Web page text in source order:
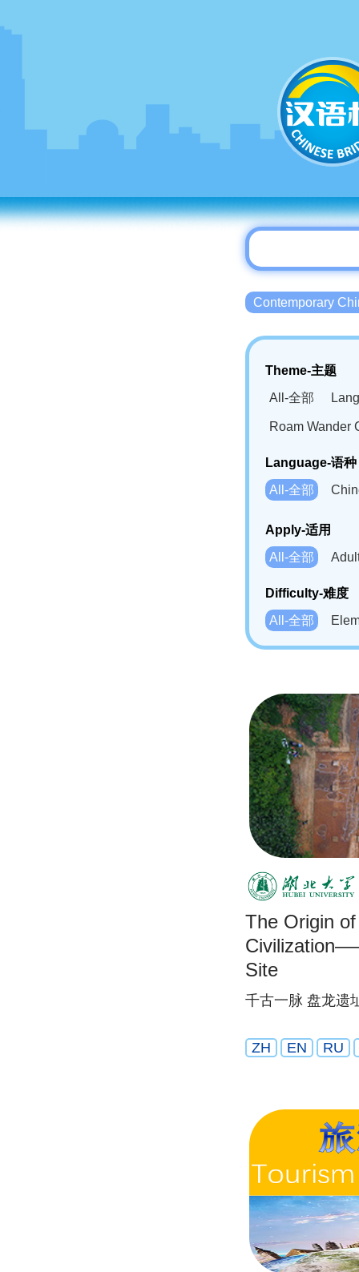
Contemporary
Theme-主题
All-全部
Roam Wander
Language-语种
All-全部
Bahasa
Swahili(SW)-
Apply-适用
All-全部
Difficulty-难度
All-全部
The Origin
Site
千古一脉 盘龙遗
ZH EN RU